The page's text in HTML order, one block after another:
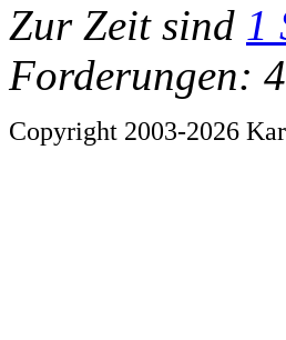
Zur Zeit sind 1
Forderungen:
Copyright 2003-2026